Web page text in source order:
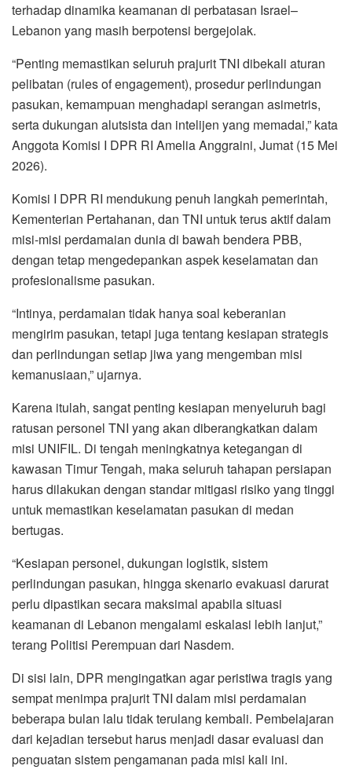
terhadap dinamika keamanan di perbatasan Israel–
Lebanon yang masih berpotensi bergejolak.
“Penting memastikan seluruh prajurit TNI dibekali aturan
pelibatan (rules of engagement), prosedur perlindungan
pasukan, kemampuan menghadapi serangan asimetris,
serta dukungan alutsista dan intelijen yang memadai,” kata
Anggota Komisi I DPR RI Amelia Anggraini, Jumat (15 Mei
2026).
Komisi I DPR RI mendukung penuh langkah pemerintah,
Kementerian Pertahanan, dan TNI untuk terus aktif dalam
misi-misi perdamaian dunia di bawah bendera PBB,
dengan tetap mengedepankan aspek keselamatan dan
profesionalisme pasukan.
“Intinya, perdamaian tidak hanya soal keberanian
mengirim pasukan, tetapi juga tentang kesiapan strategis
dan perlindungan setiap jiwa yang mengemban misi
kemanusiaan,” ujarnya.
Karena itulah, sangat penting kesiapan menyeluruh bagi
ratusan personel TNI yang akan diberangkatkan dalam
misi UNIFIL. Di tengah meningkatnya ketegangan di
kawasan Timur Tengah, maka seluruh tahapan persiapan
harus dilakukan dengan standar mitigasi risiko yang tinggi
untuk memastikan keselamatan pasukan di medan
bertugas.
“Kesiapan personel, dukungan logistik, sistem
perlindungan pasukan, hingga skenario evakuasi darurat
perlu dipastikan secara maksimal apabila situasi
keamanan di Lebanon mengalami eskalasi lebih lanjut,”
terang Politisi Perempuan dari Nasdem.
Di sisi lain, DPR mengingatkan agar peristiwa tragis yang
sempat menimpa prajurit TNI dalam misi perdamaian
beberapa bulan lalu tidak terulang kembali. Pembelajaran
dari kejadian tersebut harus menjadi dasar evaluasi dan
penguatan sistem pengamanan pada misi kali ini.